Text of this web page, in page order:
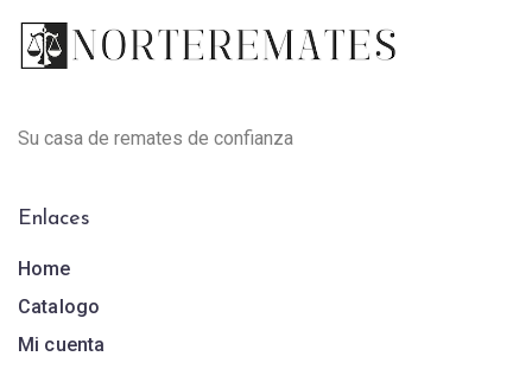
Su casa de remates de confianza
Enlaces
Home
Catalogo
Mi cuenta